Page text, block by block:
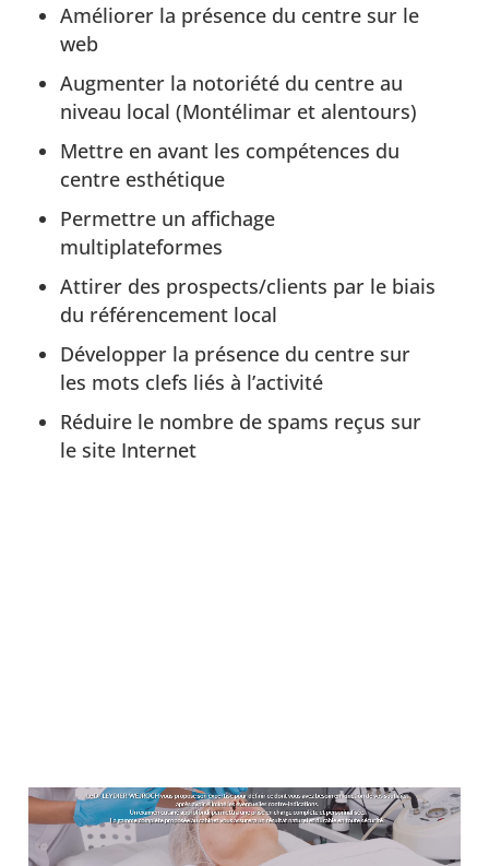
Améliorer la présence du centre sur le
web
Augmenter la notoriété du centre au
niveau local (Montélimar et alentours)
Mettre en avant les compétences du
centre esthétique
Permettre un affichage
multiplateformes
Attirer des prospects/clients par le biais
du référencement local
Développer la présence du centre sur
les mots clefs liés à l’activité
Réduire le nombre de spams reçus sur
le site Internet